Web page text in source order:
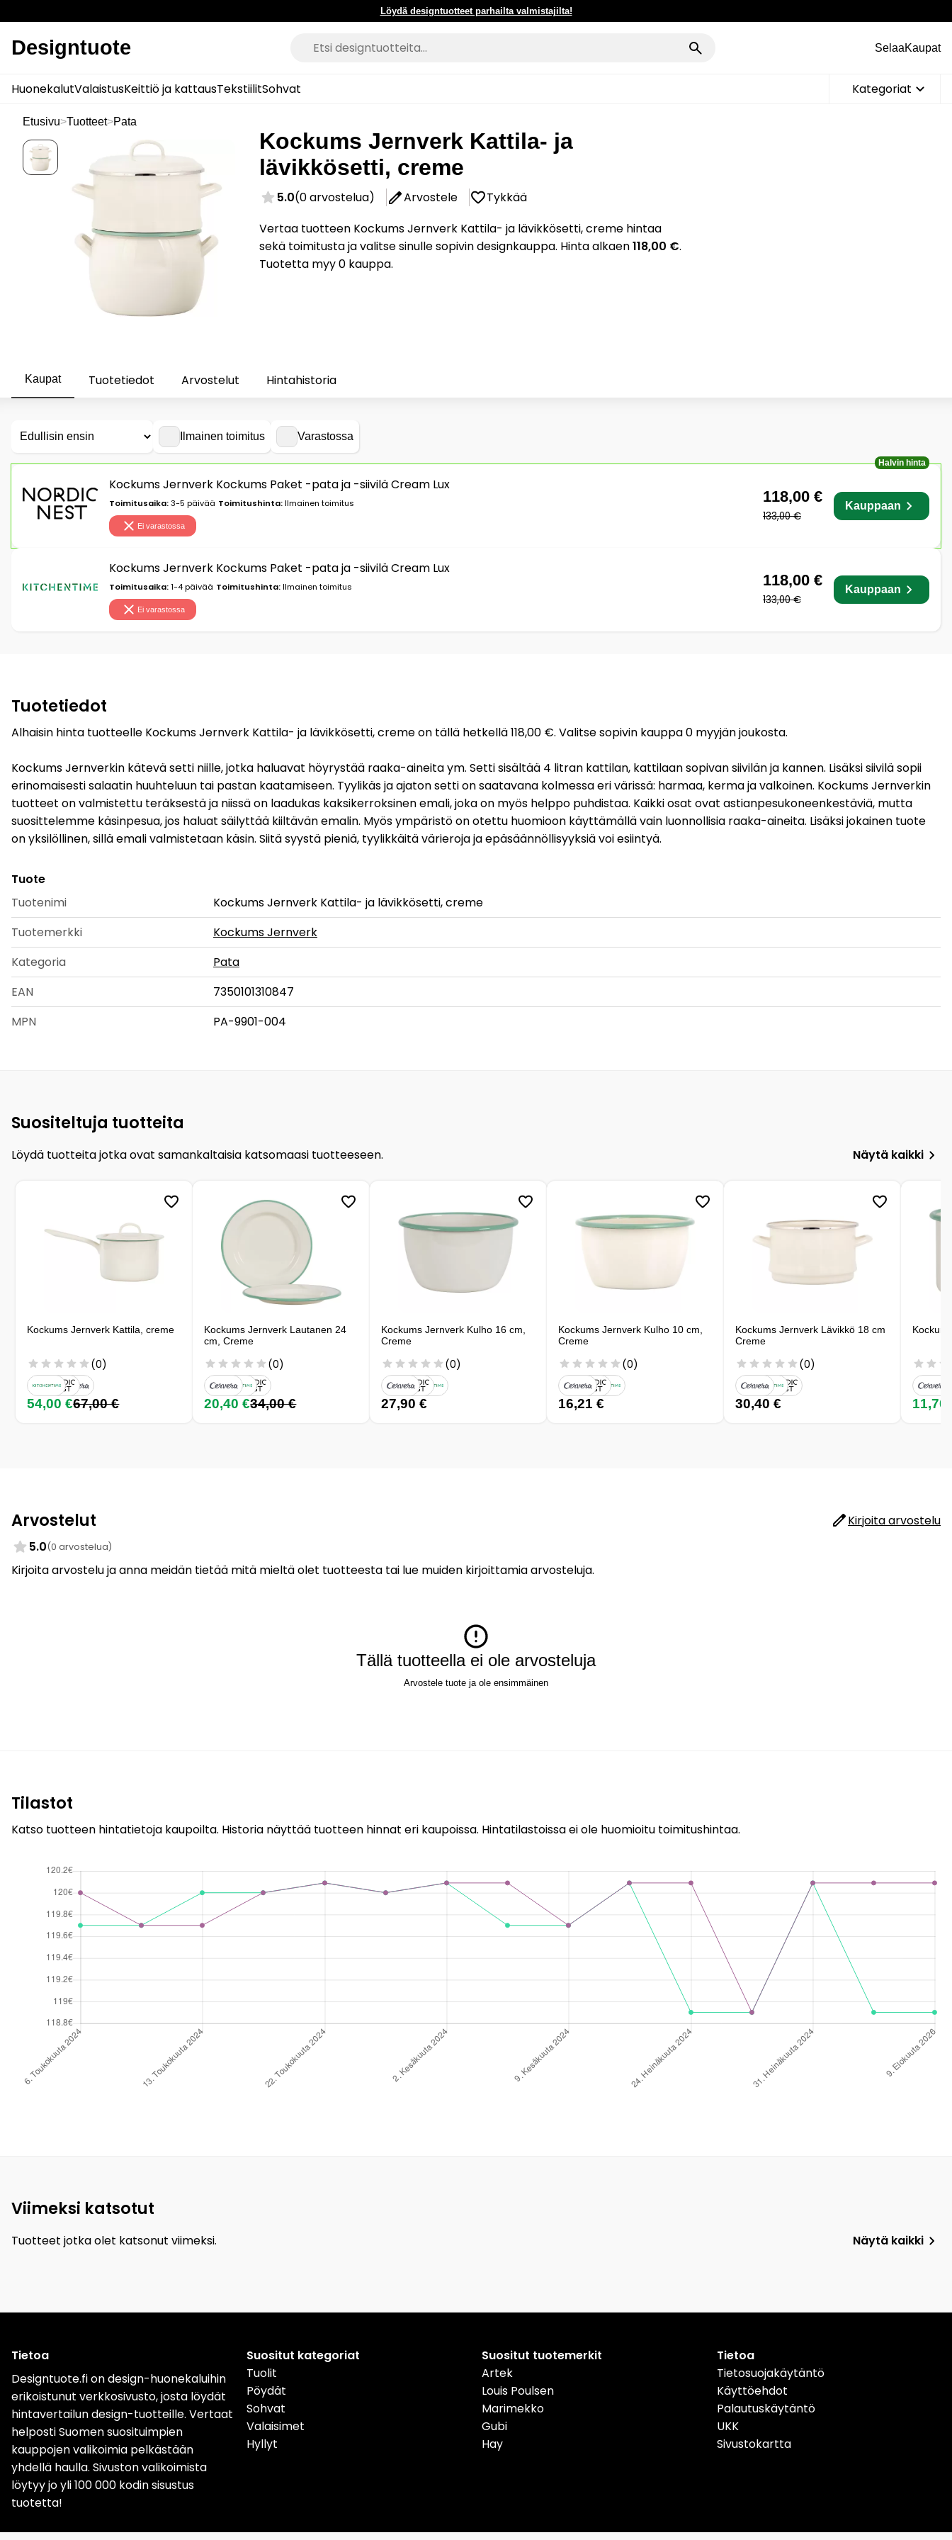
Löydä designtuotteet parhailta valmistajilta!
Designtuote SelaaKaupat
HuonekalutValaistusKeittiö ja kattausTekstiilitSohvat Kategoriat
Etusivu>Tuotteet>Pata
Kockums Jernverk Kattila- ja
lävikkösetti, creme
5.0(0 arvostelua) Arvostele
Tykkää
Vertaa tuotteen Kockums Jernverk Kattila- ja lävikkösetti, creme hintaa
sekä toimitusta ja valitse sinulle sopivin designkauppa. Hinta alkaen118,00 €.
Tuotetta myy 0 kauppa.
Kaupat Tuotetiedot Arvostelut Hintahistoria
Ilmainen toimitus Varastossa
Halvin hinta
Kockums Jernverk Kockums Paket -pata ja -siivilä Cream Lux
Toimitusaika:3-5 päivää Toimitushinta:Ilmainen toimitus
Ei varastossa
118,00 €
133,00 €
Kauppaan
Kockums Jernverk Kockums Paket -pata ja -siivilä Cream Lux
Toimitusaika:1-4 päivää Toimitushinta:Ilmainen toimitus
Ei varastossa
118,00 €
133,00 €
Kauppaan
Tuotetiedot
Alhaisin hinta tuotteelle Kockums Jernverk Kattila- ja lävikkösetti, creme on tällä hetkellä 118,00 €. Valitse sopivin kauppa 0 myyjän joukosta.
Kockums Jernverkin kätevä setti niille, jotka haluavat höyrystää raaka-aineita ym. Setti sisältää 4 litran kattilan, kattilaan sopivan siivilän ja kannen. Lisäksi siivilä sopii
erinomaisesti salaatin huuhteluun tai pastan kaatamiseen. Tyylikäs ja ajaton setti on saatavana kolmessa eri värissä: harmaa, kerma ja valkoinen. Kockums Jernverkin
tuotteet on valmistettu teräksestä ja niissä on laadukas kaksikerroksinen emali, joka on myös helppo puhdistaa. Kaikki osat ovat astianpesukoneenkestäviä, mutta
suosittelemme käsinpesua, jos haluat säilyttää kiiltävän emalin. Myös ympäristö on otettu huomioon käyttämällä vain luonnollisia raaka-aineita. Lisäksi jokainen tuote
on yksilöllinen, sillä emali valmistetaan käsin. Siitä syystä pieniä, tyylikkäitä värieroja ja epäsäännöllisyyksiä voi esiintyä.
Tuote
Tuotenimi
Kockums Jernverk Kattila- ja lävikkösetti, creme
Tuotemerkki
Kockums Jernverk
Kategoria
Pata
EAN
7350101310847
MPN
PA-9901-004
Suositeltuja tuotteita
Löydä tuotteita jotka ovat samankaltaisia katsomaasi tuotteeseen. Näytä kaikki
Kockums Jernverk Kattila, creme
(0)
54,00 €67,00 €
Kockums Jernverk Lautanen 24
cm, Creme
(0)
20,40 €34,00 €
Kockums Jernverk Kulho 16 cm,
Creme
(0)
27,90 €
Kockums Jernverk Kulho 10 cm,
Creme
(0)
16,21 €
Kockums Jernverk Lävikkö 18 cm
Creme
(0)
30,40 € 11,70
Arvostelut
Kirjoita arvostelu
5.0(0 arvostelua)
Kirjoita arvostelu ja anna meidän tietää mitä mieltä olet tuotteesta tai lue muiden kirjoittamia arvosteluja.
Tällä tuotteella ei ole arvosteluja
Arvostele tuote ja ole ensimmäinen
Tilastot
Katso tuotteen hintatietoja kaupoilta. Historia näyttää tuotteen hinnat eri kaupoissa. Hintatilastoissa ei ole huomioitu toimitushintaa.
Viimeksi katsotut
Tuotteet jotka olet katsonut viimeksi. Näytä kaikki
Tietoa
Designtuote.fi on design-huonekaluihin
erikoistunut verkkosivusto, josta löydät
hintavertailun design-tuotteille. Vertaat
helposti Suomen suosituimpien
kauppojen valikoimia pelkästään
yhdellä haulla. Sivuston valikoimista
löytyy jo yli 100 000 kodin sisustus
tuotetta!
Suositut kategoriat
Tuolit
Pöydät
Sohvat
Valaisimet
Hyllyt
Suositut tuotemerkit
Artek
Louis Poulsen
Marimekko
Gubi
Hay
Tietoa
Tietosuojakäytäntö
Käyttöehdot
Palautuskäytäntö
UKK
Sivustokartta